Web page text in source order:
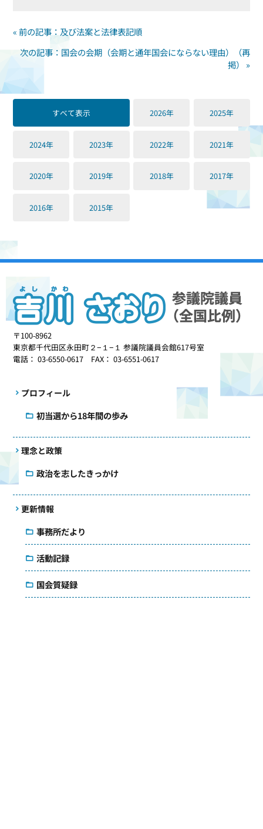
« 前の記事：及び法案と法律表記順
次の記事：国会の会期（会期と通年国会にならない理由）（再
掲） »
すべて表示 2026年 2025年
2024年 2023年 2022年 2021年
2020年 2019年 2018年 2017年
2016年 2015年
〒100-8962
東京都千代田区永田町２−１−１ 参議院議員会館617号室
電話： 03-6550-0617 FAX： 03-6551-0617
プロフィール
初当選から18年間の歩み
理念と政策
政治を志したきっかけ
更新情報
事務所だより
活動記録
国会質疑録